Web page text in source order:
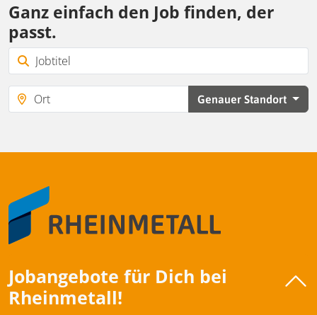
Ganz einfach den Job finden, der
passt.
Genauer Standort
Jobangebote für Dich bei
Rheinmetall!